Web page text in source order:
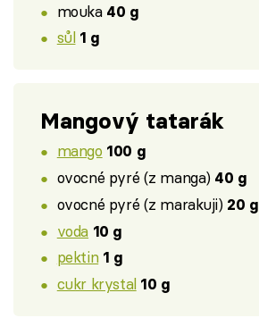
mouka 40 g
sůl 1 g
Mangový tatarák
mango 100 g
ovocné pyré (z manga) 40 g
ovocné pyré (z marakuji) 20 g
voda 10 g
pektin 1 g
cukr krystal 10 g